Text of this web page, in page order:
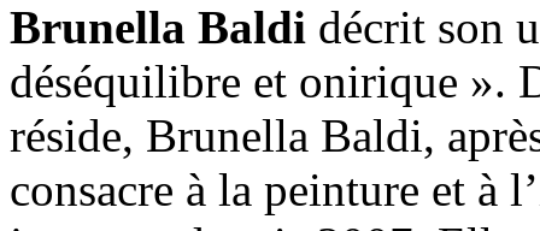
Brunella Baldi décrit son
déséquilibre et onirique ».
réside, Brunella Baldi,
consacre à la peinture et à